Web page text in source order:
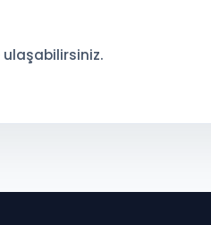
ulaşabilirsiniz.